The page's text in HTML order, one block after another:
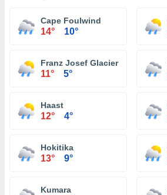
Cape Foulwind
14° 10°
Franz Josef Glacier
11° 5°
Haast
12° 4°
Hokitika
13° 9°
Kumara